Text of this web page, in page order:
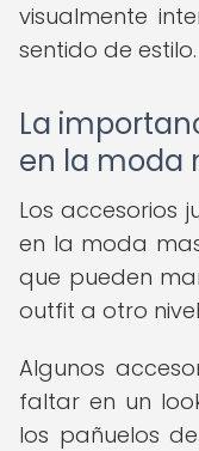
visualmente
sentido de estilo.
La
en la moda
Los accesorios
en la moda
que pueden
outfit a otro
Algunos
faltar en un
los pañuelos